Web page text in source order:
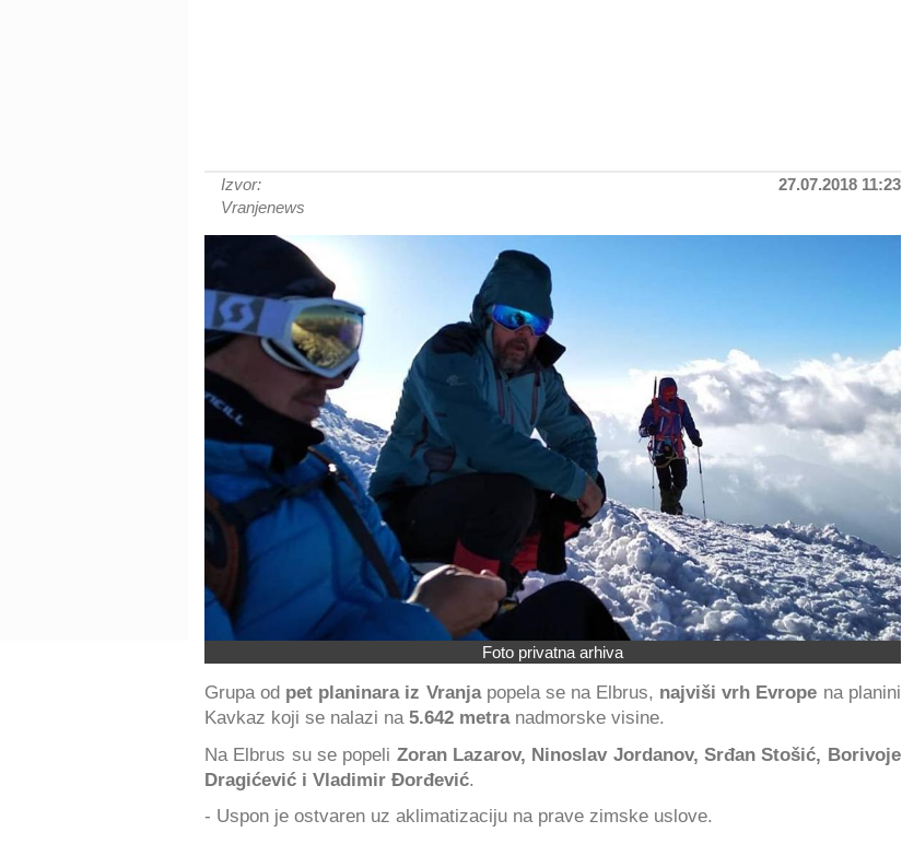
Izvor:
Vranjenews
27.07.2018 11:23
Foto privatna arhiva
Grupa od pet planinara iz Vranjapopela se na Elbrus, najviši vrh Evrope na planini
Kavkaz koji se nalazi na 5.642 metranadmorske visine.
Na Elbrus su se popeli Zoran Lazarov, Ninoslav Jordanov, Srđan Stošić, Borivoje
Dragićević i Vladimir Đorđević.
- Uspon je ostvaren uz aklimatizaciju na prave zimske uslove.